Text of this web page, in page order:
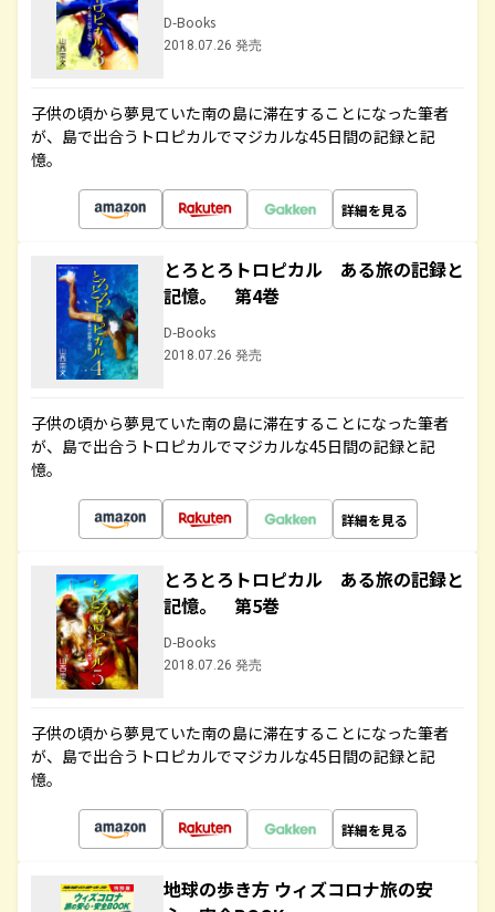
D-Books
2018.07.26 発売
子供の頃から夢見ていた南の島に滞在することになった筆者
が、島で出合うトロピカルでマジカルな45日間の記録と記
憶。
詳細を見る
とろとろトロピカル ある旅の記録と
記憶。 第4巻
D-Books
2018.07.26 発売
子供の頃から夢見ていた南の島に滞在することになった筆者
が、島で出合うトロピカルでマジカルな45日間の記録と記
憶。
詳細を見る
とろとろトロピカル ある旅の記録と
記憶。 第5巻
D-Books
2018.07.26 発売
子供の頃から夢見ていた南の島に滞在することになった筆者
が、島で出合うトロピカルでマジカルな45日間の記録と記
憶。
詳細を見る
地球の歩き方 ウィズコロナ旅の安